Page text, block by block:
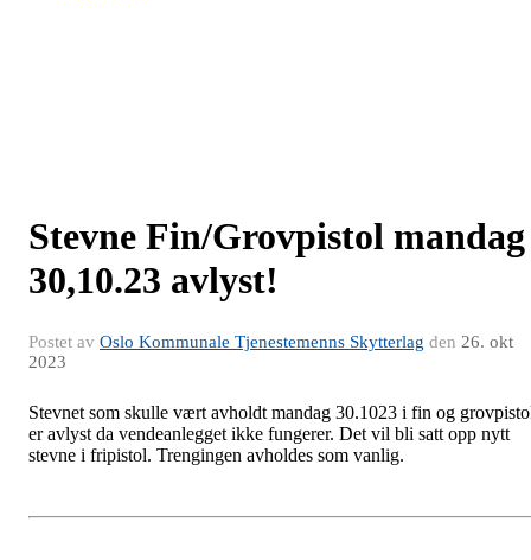
Stevne Fin/Grovpistol mandag
30,10.23 avlyst!
Postet av Oslo Kommunale Tjenestemenns Skytterlag den 26. okt
2023
Stevnet som skulle vært avholdt mandag 30.1023 i fin og
er avlyst da vendeanlegget ikke fungerer. Det vil bli satt opp nytt
stevne i fripistol. Trengingen avholdes som vanlig.